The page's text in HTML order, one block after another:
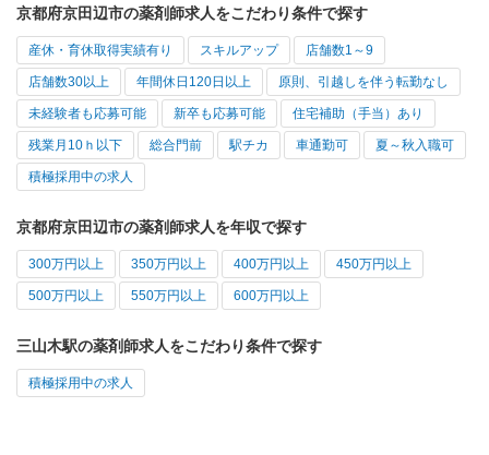
京都府京田辺市の薬剤師求人をこだわり条件で探す
産休・育休取得実績有り スキルアップ 店舗数1～9
店舗数30以上 年間休日120日以上 原則、引越しを伴う転勤なし
未経験者も応募可能 新卒も応募可能 住宅補助（手当）あり
残業月10ｈ以下 総合門前 駅チカ 車通勤可 夏～秋入職可
積極採用中の求人
京都府京田辺市の薬剤師求人を年収で探す
300万円以上 350万円以上 400万円以上 450万円以上
500万円以上 550万円以上 600万円以上
三山木駅の薬剤師求人をこだわり条件で探す
積極採用中の求人